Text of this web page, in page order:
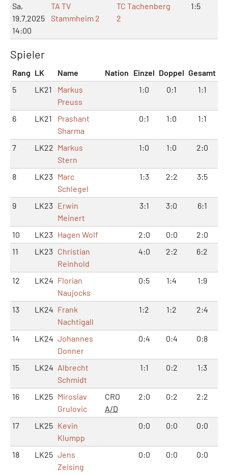
Sa,
19.7.2025
14:00
TA TV
Stammheim 2
TC Tachenberg
2
1:5
Spieler
Rang LK Name Nation Einzel Doppel Gesamt
5
LK21
Markus
Preuss
1:0 0:1 1:1
6 LK21
Prashant
Sharma
0:1 1:0 1:1
7 LK22 Markus
Stern
1:0 1:0 2:0
8 LK23 Marc
Schlegel
1:3 2:2 3:5
9 LK23 Erwin
Meinert
3:1 3:0 6:1
10 LK23 Hagen Wolf 2:0 0:0
2:0
11
LK23 Christian
Reinhold
4:0 2:2 6:2
12 LK24 Florian
Naujocks
0:5 1:4 1:9
13 LK24 Frank
Nachtigall
1:2 1:2 2:4
14 LK24 Johannes
Donner
0:4 0:4 0:8
15 LK24 Albrecht
Schmidt
1:1 0:2 1:3
16 LK25 Miroslav
Grulovic
CRO
A/D
2:0 0:2 2:2
17 LK25 Kevin
Klumpp
0:0 0:0 0:0
18 LK25 Jens
Zeising
0:0 0:0 0:0